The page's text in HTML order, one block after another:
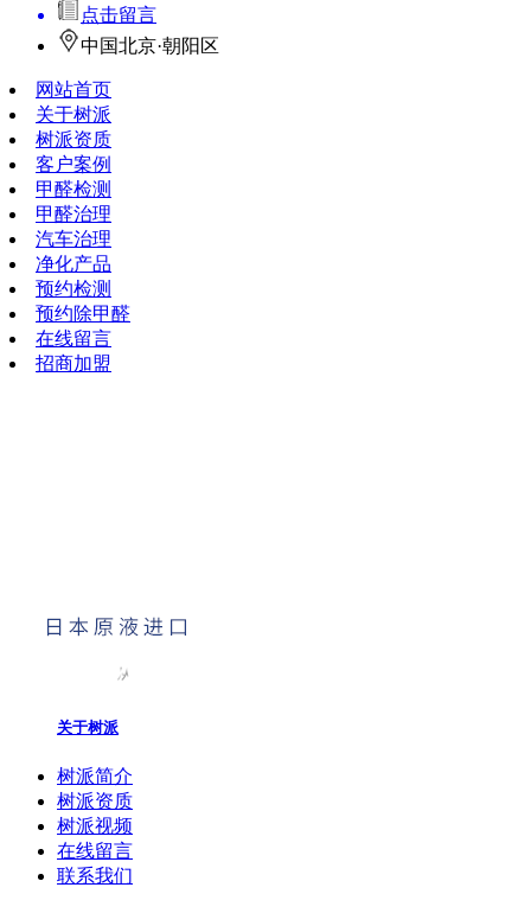
点击留言
中国北京·朝阳区
网站首页
关于树派
树派资质
客户案例
甲醛检测
甲醛治理
汽车治理
净化产品
预约检测
预约除甲醛
在线留言
招商加盟
关于树派
树派简介
树派资质
树派视频
在线留言
联系我们